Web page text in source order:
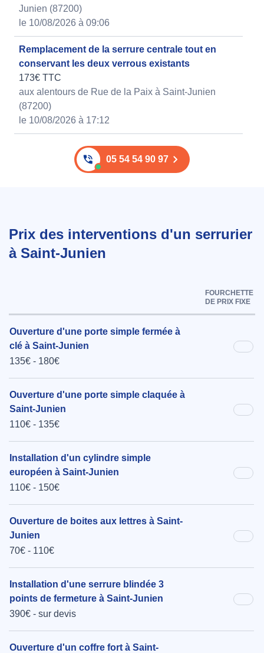
Junien (87200)
le 10/08/2026 à 09:06
Remplacement de la serrure centrale tout en
conservant les deux verrous existants
173€ TTC
aux alentours de Rue de la Paix à Saint-Junien
(87200)
le 10/08/2026 à 17:12
05 54 54 90 97
Prix des interventions d'un serrurier
à Saint-Junien
FOURCHETTE
DE PRIX FIXE
Ouverture d'une porte simple fermée à
clé à Saint-Junien
135€ - 180€
Ouverture d'une porte simple claquée à
Saint-Junien
110€ - 135€
Installation d'un cylindre simple
européen à Saint-Junien
110€ - 150€
Ouverture de boites aux lettres à Saint-
Junien
70€ - 110€
Installation d'une serrure blindée 3
points de fermeture à Saint-Junien
390€ - sur devis
Ouverture d'un coffre fort à Saint-